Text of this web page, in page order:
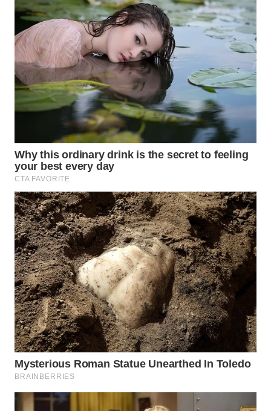
Wahana
Media
Group
WAHANA
NEWS
WAHANA
ADVOKAT
WAHANA
INFRASTRUKTUR
WAHANA
KONSUMEN
WAHANA
LISTRIK
WAHANA
TRAVEL
TV